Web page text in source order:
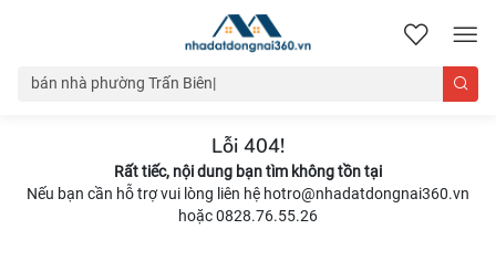
nhadatdongnai360.vn
Lỗi 404!
Rất tiếc, nội dung bạn tìm không tồn tại
Nếu bạn cần hỗ trợ vui lòng liên hệ hotro@nhadatdongnai360.vn
hoặc 0828.76.55.26